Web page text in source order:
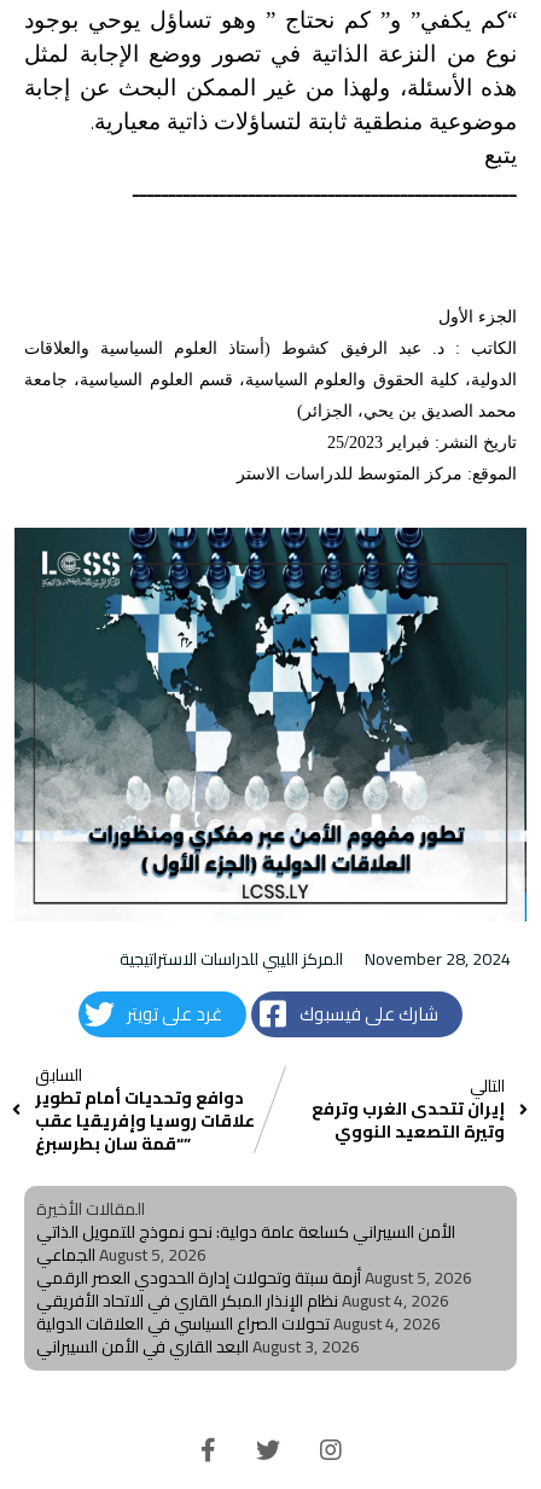
“كم يكفي” و” كم نحتاج ” وهو تساؤل يوحي بوجود
نوع من النزعة الذاتية في تصور ووضع الإجابة لمثل
هذه الأسئلة، ولهذا من غير الممكن البحث عن إجابة
موضوعية منطقية ثابتة لتساؤلات ذاتية معيارية.
يتبع
ـــــــــــــــــــــــــــــــــــــــــــــــــــــ
الجزء الأول
الكاتب : د. عبد الرفيق كشوط (أستاذ العلوم السياسية والعلاقات
الدولية، كلية الحقوق والعلوم السياسية، قسم العلوم السياسية، جامعة
محمد الصديق بن يحي، الجزائر)
تاريخ النشر: فبراير 25/2023
الموقع: مركز المتوسط للدراسات الاستر
المركز الليبي للدراسات الاستراتيجية November 28, 2024
غرد على تويتر شارك على فيسبوك
السابق
دوافع وتحديات أمام تطوير
علاقات روسيا وإفريقيا عقب
“قمة سان بطرسبرغ‎”
التالي
إيران تتحدى الغرب وترفع
وتيرة التصعيد النووي
المقالات الأخيرة
الأمن السيبراني كسلعة عامة دولية: نحو نموذج للتمويل الذاتي
الجماعيAugust 5, 2026
أزمة سبتة وتحولات إدارة الحدودي العصر الرقميAugust 5, 2026
نظام الإنذار المبكر القاري في الاتحاد الأفريقيAugust 4, 2026
تحولات الصراع السياسي في العلاقات الدوليةAugust 4, 2026
البعد القاري في الأمن السيبرانيAugust 3, 2026